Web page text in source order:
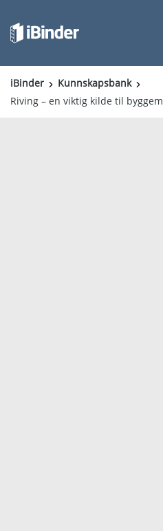
Våre tjenester
iBinder
Kunnskapsbank
Riving – en viktig kilde til